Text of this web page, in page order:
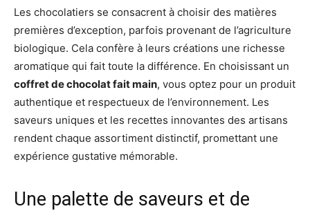
Les chocolatiers se consacrent à choisir des matières
premières d’exception, parfois provenant de l’agriculture
biologique. Cela confère à leurs créations une richesse
aromatique qui fait toute la différence. En choisissant un
coffret de chocolat fait main, vous optez pour un produit
authentique et respectueux de l’environnement. Les
saveurs uniques et les recettes innovantes des artisans
rendent chaque assortiment distinctif, promettant une
expérience gustative mémorable.
Une palette de saveurs et de